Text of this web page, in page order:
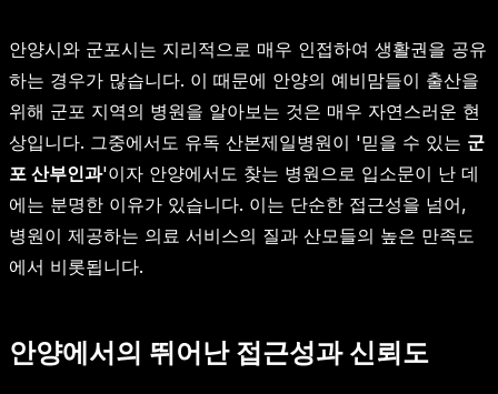
안양시와 군포시는 지리적으로 매우 인접하여 생활권을 공유
하는 경우가 많습니다. 이 때문에 안양의 예비맘들이 출산을
위해 군포 지역의 병원을 알아보는 것은 매우 자연스러운 현
상입니다. 그중에서도 유독 산본제일병원이 '믿을 수 있는 군
포 산부인과'이자 안양에서도 찾는 병원으로 입소문이 난 데
에는 분명한 이유가 있습니다. 이는 단순한 접근성을 넘어,
병원이 제공하는 의료 서비스의 질과 산모들의 높은 만족도
에서 비롯됩니다.
안양에서의 뛰어난 접근성과 신뢰도